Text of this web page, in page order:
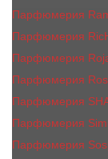
Парфюмерия
Парфюмерия
Парфюмерия
Парфюмерия
Парфюмерия
Парфюмерия
Парфюмерия